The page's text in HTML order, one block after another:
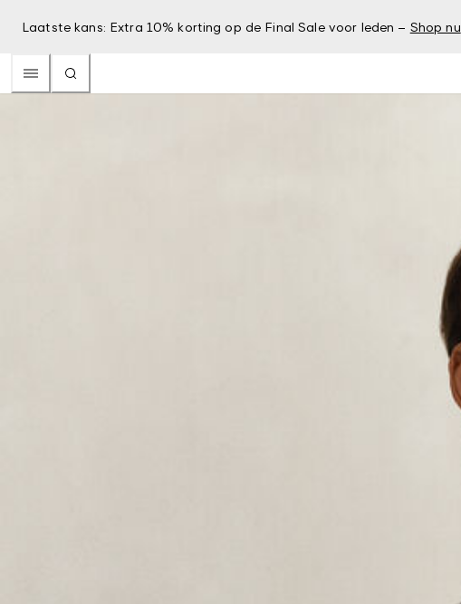
Laatste kans: Extra 10% korting op de Final Sale voor leden – Shop nu